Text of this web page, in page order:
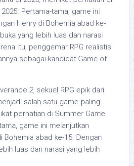
Pertama-tama, game ini
Henry di Bohemia abad ke-
yang lebih luas dan narasi
itu, penggemar RPG realistis
sebagai kandidat Game of
2, sekuel RPG epik dari
salah satu game paling
perhatian di Summer Game
game ini melanjutkan
Bohemia abad ke-15. Dengan
luas dan narasi yang lebih